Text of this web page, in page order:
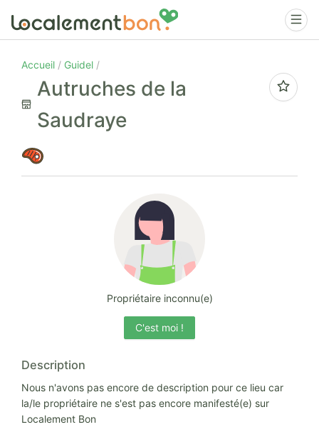
Accueil Guidel
Autruches de la
Saudraye
Propriétaire inconnu(e)
C'est moi !
Description
Nous n'avons pas encore de description pour ce lieu car
la/le propriétaire ne s'est pas encore manifesté(e) sur
Localement Bon